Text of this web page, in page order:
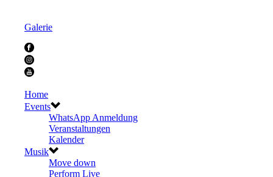
Galerie
Home
Events
WhatsApp Anmeldung
Veranstaltungen
Kalender
Musik
Move down
Perform Live